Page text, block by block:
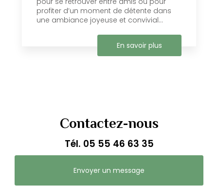
profiter d’un moment de détente dans
une ambiance joyeuse et convivial...
En savoir plus
Contactez-nous
Tél. 05 55 46 63 35
Envoyer un message